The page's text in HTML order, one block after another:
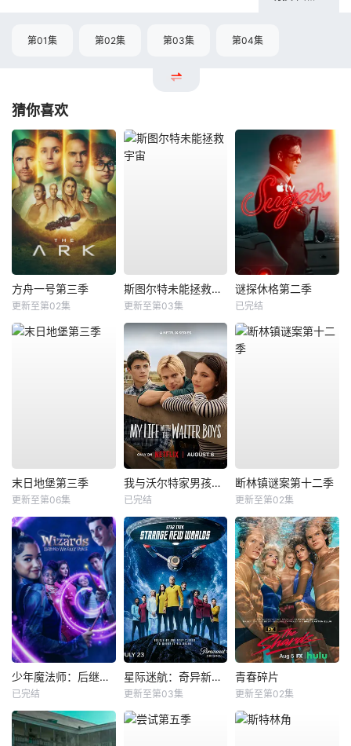
第01集 第02集 第03集 第04集
猜你喜欢
方舟一号第三季
更新至第02集
斯图尔特未能拯救宇宙
更新至第03集
谜探休格第二季
已完结
末日地堡第三季
更新至第06集
我与沃尔特家男孩的生活第三季
已完结
断林镇谜案第十二季
更新至第02集
少年魔法师：后继者第三季
已完结
星际迷航：奇异新世界第四季
更新至第03集
青春碎片
更新至第02集